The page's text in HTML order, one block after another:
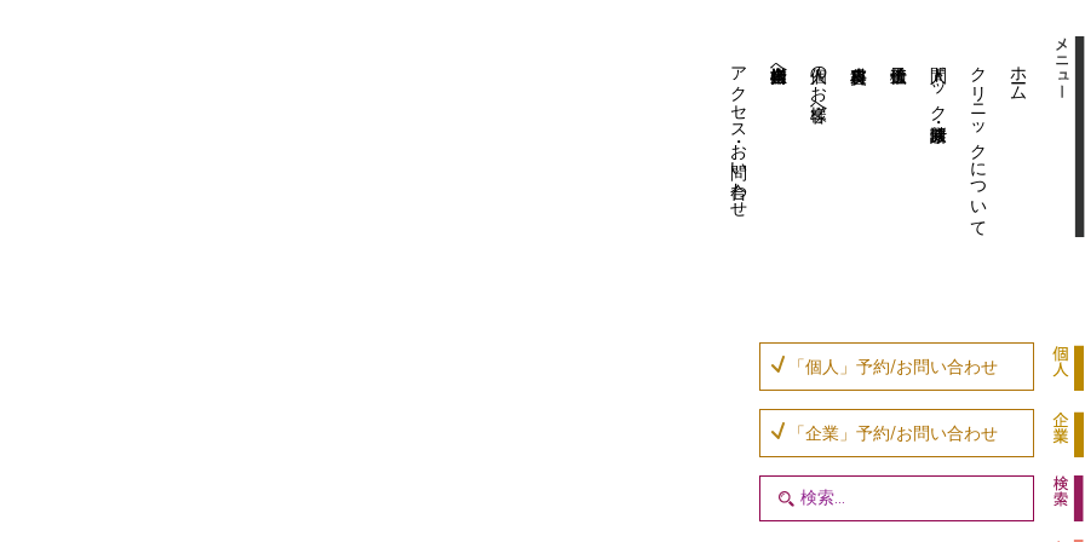
アクセス・お問い合わせ 企業内担当者様へ 個人のお客様へ 人間ドック・健康診断 クリニックについて ホーム
「個人」予約/お問い合わせ
「企業」予約/お問い合わせ